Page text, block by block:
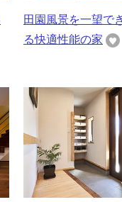
田園風景を一望で
る快適性能の家